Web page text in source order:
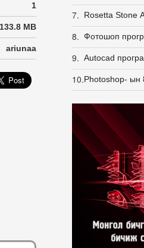
1
133.8 MB
ariunaa
7.
8.
9.
10.Photoshop- ын